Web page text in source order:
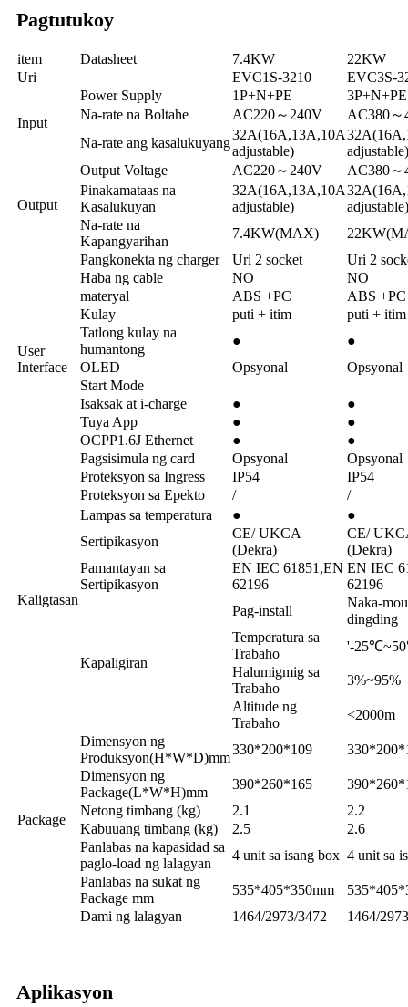
Pagtutukoy
item Datasheet 7.4KW
22KW
Uri
EVC1S-3210 EVC3S-
Input
Power Supply 1P+N+PE
3P+N+PE
Na-rate na Boltahe
AC220～240V
AC380～
Na-rate ang kasalukuyang
32A(16A,13A,10A
adjustable)
adjustable)
Output
Output Voltage AC220～240V
AC380～
Pinakamataas na
Kasalukuyan
32A(16A,13A,10A
adjustable)
adjustable)
Na-rate na
Kapangyarihan
7.4KW(MAX)
User
Interface
Pangkonekta ng charger Uri 2 socket
Uri 2
Haba ng cable
NO
NO
materyal
ABS +PC
ABS +PC
Kulay
puti + itim
puti + itim
Tatlong kulay na
humantong
●
●
OLED
Opsyonal
Opsyonal
Start Mode
Isaksak at i-charge
●
●
Tuya App
●
●
OCPP1.6J Ethernet
●
●
Pagsisimula ng card
Opsyonal Opsyonal
Kaligtasan
Proteksyon sa Ingress IP54
IP54
Proteksyon sa Epekto
/
/
Lampas sa temperatura
●
●
Sertipikasyon
CE/ UKCA
(Dekra)
CE/
(Dekra)
Pamantayan sa
Sertipikasyon
EN IEC 61851,EN
62196
EN IEC
62196
Kapaligiran
Pag-install
Naka-
dingding
Temperatura sa
Trabaho
'-
Halumigmig sa
Trabaho
3%~95%
Altitude ng
Trabaho
<2000m
Package
Dimensyon ng
Produksyon(H*W*D)mm
330*200*109
Dimensyon ng
Package(L*W*H)mm
390*260*165
Netong timbang (kg)
2.1
2.2
Kabuuang timbang (kg)
2.5
2.6
Panlabas na kapasidad sa
paglo-load ng lalagyan
4 unit sa isang box 4 unit sa
Panlabas na sukat ng
Package mm
535*405*350mm
Dami ng lalagyan
1464/2973/3472 1464/
Aplikasyon